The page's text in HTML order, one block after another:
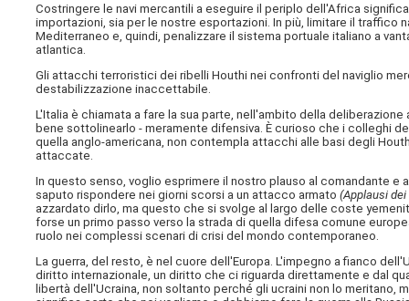
Costringere le navi mercantili a eseguire il periplo dell'Africa
importazioni, sia per le nostre esportazioni. In più, limitare il traffico
Mediterraneo e, quindi, penalizzare il sistema portuale italiano a
atlantica.
Gli attacchi terroristici dei ribelli Houthi nei confronti del naviglio
destabilizzazione inaccettabile.
L'Italia è chiamata a fare la sua parte, nell'ambito della
bene sottolinearlo - meramente difensiva. È curioso che i colleghi
quella anglo-americana, non contempla attacchi alle basi degli
attaccate.
In questo senso, voglio esprimere il nostro plauso al comandante e
saputo rispondere nei giorni scorsi a un attacco armato(Applausi
azzardato dirlo, ma questo che si svolge al largo delle coste
forse un primo passo verso la strada di quella difesa comune
ruolo nei complessi scenari di crisi del mondo contemporaneo.
La guerra, del resto, è nel cuore dell'Europa. L'impegno a fianco
diritto internazionale, un diritto che ci riguarda direttamente e dal
libertà dell'Ucraina, non soltanto perché gli ucraini non lo